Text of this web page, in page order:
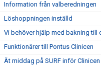
Information från valberedningen
Löshoppningen inställd
Vi behöver hjälp med bakning till
Funktionärer till Pontus Clinicen
Ät middag på SURF inför